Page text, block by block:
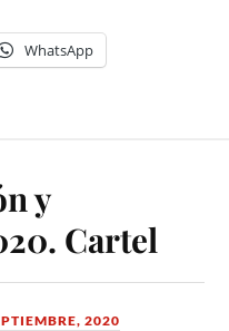
WhatsApp
y
Cartel
2020